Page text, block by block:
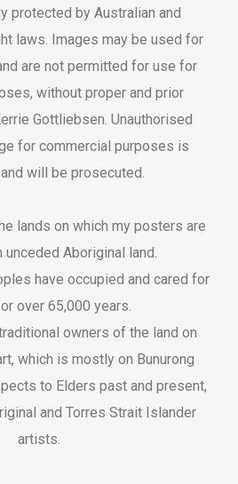
protected by Australian and
laws. Images may be used for
are not permitted for use for
without proper and prior
Gottliebsen. Unauthorised
for commercial purposes is
will be prosecuted.
lands on which my posters are
unceded Aboriginal land.
have occupied and cared for
over 65,000 years.
owners of the land on
which is mostly on Bunurong
to Elders past and present,
and Torres Strait Islander
artists.